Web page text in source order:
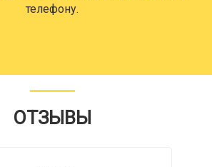
телефону.
ОТЗЫВЫ